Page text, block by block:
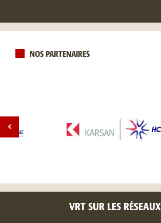
NOS PARTENAIRES
VRT SUR LES RÉSEAUX